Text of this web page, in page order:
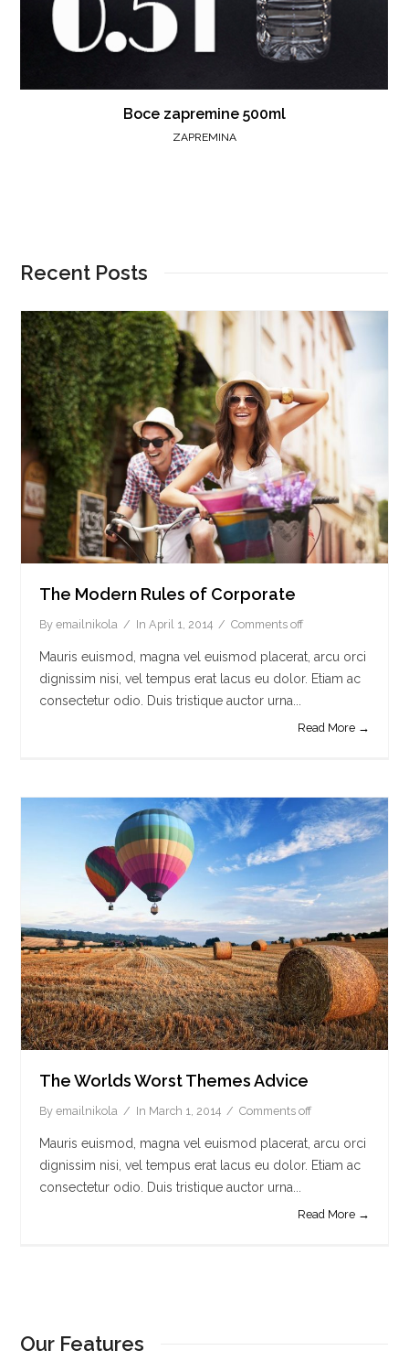
Boce zapremine 500ml
ZAPREMINA
Recent Posts
The Modern Rules of Corporate
By emailnikola In April 1, 2014 Comments off
Mauris euismod, magna vel euismod placerat, arcu orci
dignissim nisi, vel tempus erat lacus eu dolor. Etiam ac
consectetur odio. Duis tristique auctor urna...
Read More →
The Worlds Worst Themes Advice
By emailnikola In March 1, 2014 Comments off
Mauris euismod, magna vel euismod placerat, arcu orci
dignissim nisi, vel tempus erat lacus eu dolor. Etiam ac
consectetur odio. Duis tristique auctor urna...
Read More →
Our Features